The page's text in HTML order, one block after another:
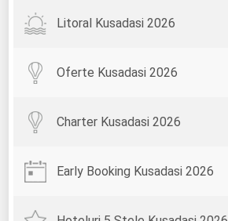
Litoral Kusadasi 2026
Oferte Kusadasi 2026
Charter Kusadasi 2026
Early Booking Kusadasi 2026